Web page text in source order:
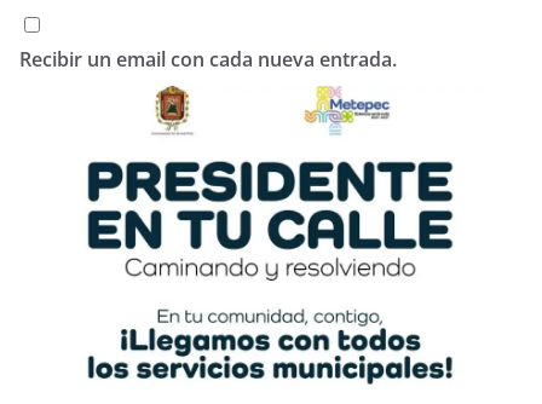
Recibir un email con cada nueva entrada.